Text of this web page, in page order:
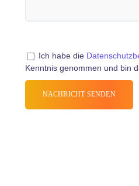
Ich habe die
Kenntnis genommen und bin